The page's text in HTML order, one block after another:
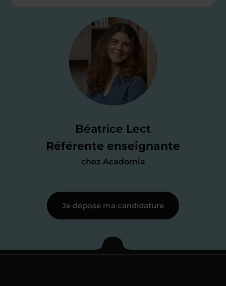
Béatrice Lect
Référente enseignante
chez Acadomia
Je valide ma
candidature
test de 15 minutes
des programmes scolaires(et pouvoir
me mettre à jour au besoin) et
j’échange en direct avec un chargé de
Étape 3
Je commence mes
Je dépose ma candidature